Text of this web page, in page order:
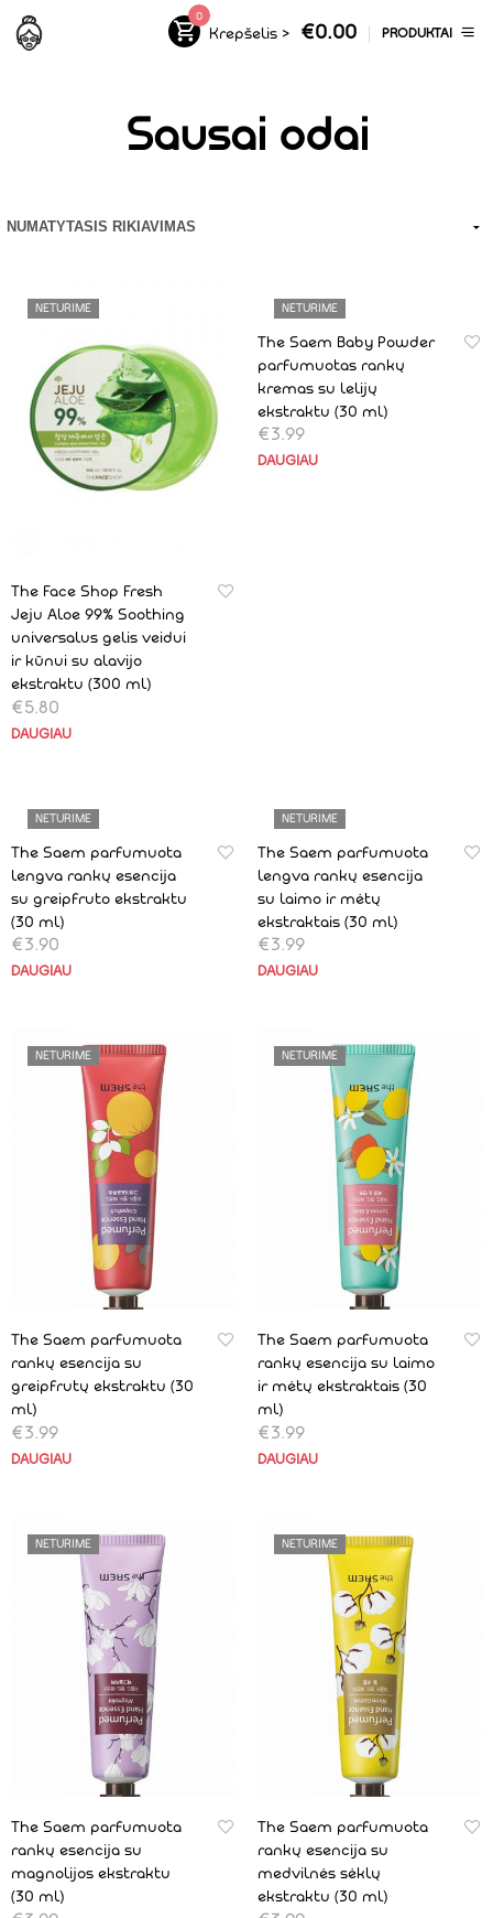
0
Krepšelis > €0.00 PRODUKTAI
Sausai odai
NETURIME
The Face Shop Fresh
Jeju Aloe 99% Soothing
universalus gelis veidui
ir kūnui su alavijo
ekstraktu (300 ml)
€5.80
DAUGIAU
NETURIME
The Saem Baby Powder
parfumuotas rankų
kremas su lelijų
ekstraktu (30 ml)
€3.99
DAUGIAU
NETURIME
The Saem parfumuota
lengva rankų esencija
su greipfruto ekstraktu
(30 ml)
€3.90
DAUGIAU
NETURIME
The Saem parfumuota
lengva rankų esencija
su laimo ir mėtų
ekstraktais (30 ml)
€3.99
DAUGIAU
NETURIME
The Saem parfumuota
rankų esencija su
greipfrutų ekstraktu (30
ml)
€3.99
DAUGIAU
NETURIME
The Saem parfumuota
rankų esencija su laimo
ir mėtų ekstraktais (30
ml)
€3.99
DAUGIAU
NETURIME
The Saem parfumuota
rankų esencija su
magnolijos ekstraktu
(30 ml)
NETURIME
The Saem parfumuota
rankų esencija su
medvilnės sėklų
ekstraktu (30 ml)